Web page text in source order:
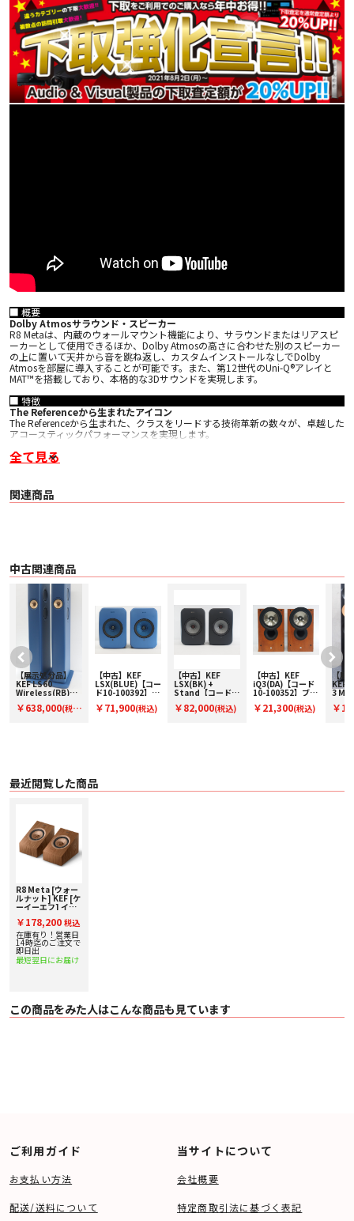
■ 概要
Dolby Atmosサラウンド・スピーカー
R8 Metaは、内蔵のウォールマウント機能により、サラウンドまたはリアスピ
ーカーとして使用できるほか、Dolby Atmosの高さに合わせた別のスピーカー
の上に置いて天井から音を跳ね返し、カスタムインストールなしでDolby
Atmosを部屋に導入することが可能です。また、第12世代のUni-Q®アレイと
MAT™を搭載しており、本格的な3Dサウンドを実現します。
■ 特徴
The Referenceから生まれたアイコン
The Referenceから生まれた、クラスをリードする技術革新の数々が、卓越した
アコースティックパフォーマンスを実現します。
Metamaterial Absorption Technology
Metamaterial Absorption Technology (MAT™) が、高域の歪みを99% 排除し、
第12世代Uni-Q®ドライバー
サラウンドまたはリアスピーカーとして壁面に設置したり、他のスピーカーの
上に置いて天井から音を跳ね返したりすることができる多用途なソリューショ
ンです。
Dolby Atmosをご自宅に導入
Dolby Atmosをご家庭でお楽しみいただくために、カスタムインストールは必
要ありません。
■ 仕様
〇 設計 2ウェイ・密閉型
〇 ドライバー ユニット
・ Uni-Q Driver Array:
HF: 25 mm (1 in.) vented aluminium dome with MAT
MF/ LF: 130 mm (5.25 in.) aluminium cone
・ <1% 220 Hz and above
・ <0.5% 320 Hz - 20 kHz
〇 公称インピーダンス 4 Ω (min. 3.2 Ω)
〇 感度 (2.83V/1m) 85 dB
〇 重さ * 4.5 kg (9.9 lbs.)
〇 寸法 (高さx幅x奥行き) ターミナル込み * 174 x 175 x 259 mm (6.9 x 6.9
x 10.2 in.)
〇 同梱内容
・ R8 Meta ラウドスピーカー （1ペア）
・ グリル 1組
・ ゴム足
・ 取扱説明書・保証書
* 1本あたり計測
全て見る
関連商品
中古関連商品
【展示処分品】
KEF LS60
Wireless(RB)
100151】ワイヤ
￥638,000(税
【中古】KEF
LSX(BLUE)【コー
ド10-100392】ワ
ー・スピーカー(ペ
￥71,900(税込)
【中古】KEF
LSX(BK) +
Stand【コード
ヤレス・モニタ
￥82,000(税込)
【中古】KEF
iQ3(DA)【コード
10-100352】ブッ
カー(ペア)
￥21,300(税込)
【展
KEF
3
ド
￥
最近閲覧した商品
R8 Meta [ウォー
ルナット] KEF [ケ
ーイーエフ] イネ
ー [ペア] 下取り査
定額20%アップ実
施中！
￥178,200 税込
在庫有り！営業日
14時迄のご注文で
即日出
最短翌日にお届け
この商品をみた人はこんな商品も見ています
ご利用ガイド
お支払い方法
配送/送料について
当サイトについて
会社概要
特定商取引法に基づく表記